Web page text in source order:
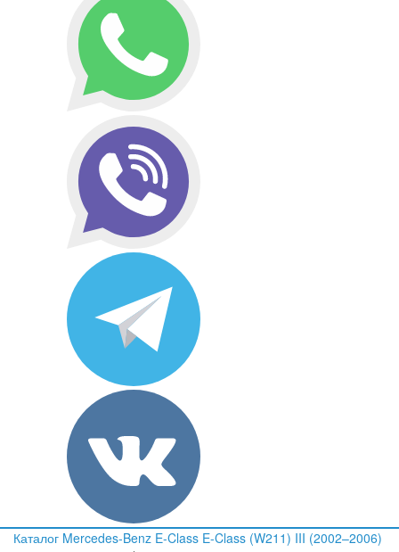
Каталог Mercedes-Benz E-Class E-Class (W211) III (2002–2006)